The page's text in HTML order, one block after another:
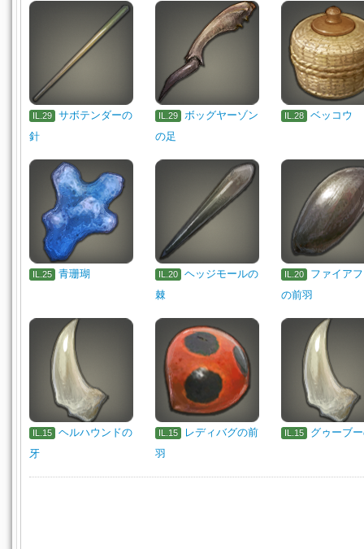
IL.29
サボテンダーの
針
IL.29
ボッグヤーゾン
の足
IL.28 ベッコウ
IL.25 青珊瑚 IL.20
ヘッジモールの
棘
IL.20
ファイア
の前羽
IL.15
ヘルハウンドの
牙
IL.15
レディバグの前
羽
IL.15 グゥーブ